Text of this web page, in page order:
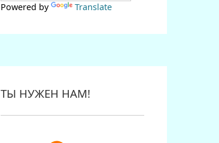
Powered by Translate
ТЫ НУЖЕН НАМ!